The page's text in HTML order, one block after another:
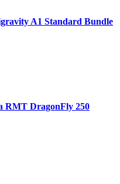
A1 Standard Bundle
RMT DragonFly 250